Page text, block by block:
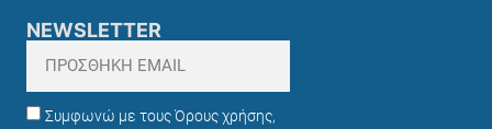
NEWSLETTER
Συμφωνώ με τους Όρους χρήσης,